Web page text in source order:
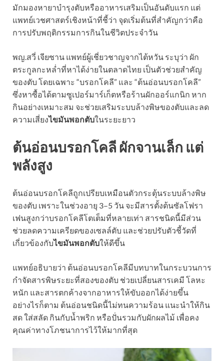
มักมองหายาบำรุงตับหรืออาหารเสริมเป็นอันดับแรก แต่
แพทย์เวชศาสตร์เชิงหน้าที่ชี้ว่า จุดเริ่มต้นที่สำคัญกว่าคือ
การปรับพฤติกรรมการกินในชีวิตประจำวัน
พญ.สวี่ เจียซาน แพทย์ผู้เชี่ยวชาญจากไต้หวัน ระบุว่า ผัก
ตระกูลกะหล่ำที่หาได้ง่ายในตลาดไทย เป็นตัวช่วยสำคัญ
ของตับ โดยเฉพาะ “บรอกโคลี” และ “ต้นอ่อนบรอกโคลี”
ซึ่งหาซื้อได้ตามซูเปอร์มาร์เก็ตหรือร้านผักออร์แกนิก หาก
กินอย่างเหมาะสม จะช่วยเสริมระบบล้างพิษของตับและลด
ความเสี่ยงไขมันพอกตับในระยะยาว
ต้นอ่อนบรอกโคลี ผักจานเล็ก แต่
พลังสูง
ต้นอ่อนบรอกโคลีถูกเปรียบเหมือนตัวกระตุ้นระบบล้างพิษ
ของตับ เพราะในช่วงอายุ 3–5 วัน จะมีสารตั้งต้นซัลโฟรา
เฟนสูงกว่าบรอกโคลีโตเต็มที่หลายเท่า สารชนิดนี้มีส่วน
ช่วยลดความเครียดของเซลล์ตับ และช่วยปรับตัวชี้วัดที่
เกี่ยวข้องกับไขมันพอกตับให้ดีขึ้น
แพทย์อธิบายว่า ต้นอ่อนบรอกโคลีมีบทบาทในกระบวนการ
กำจัดสารพิษระยะที่สองของตับ ช่วยเปลี่ยนสารเคมี โลหะ
หนัก และสารตกค้างจากอาหารให้ขับออกได้ง่ายขึ้น
อย่างไรก็ตาม ต้นอ่อนชนิดนี้ไม่ทนความร้อน แนะนำให้กิน
สด ใส่สลัด กินกับน้ำพริก หรือปั่นรวมกับผักผลไม้ เพื่อคง
คุณค่าทางโภชนาการไว้ให้มากที่สุด